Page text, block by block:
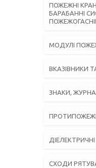
ПОЖЕЖНІ
БАРАБАННІ
МОДУЛІ
ВКАЗІВНИКИ
ЗНАКИ,
СХОДИ